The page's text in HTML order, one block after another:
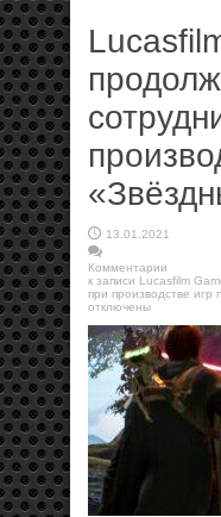
13.01.2021
Комментарии
к записи Lucasfilm
при производстве
отключены